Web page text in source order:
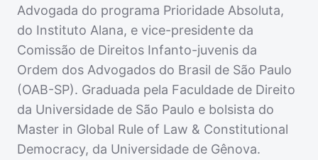
Advogada do programa Prioridade Absoluta,
do Instituto Alana, e vice-presidente da
Comissão de Direitos Infanto-juvenis da
Ordem dos Advogados do Brasil de São Paulo
(OAB-SP). Graduada pela Faculdade de Direito
da Universidade de São Paulo e bolsista do
Master in Global Rule of Law & Constitutional
Democracy, da Universidade de Gênova.